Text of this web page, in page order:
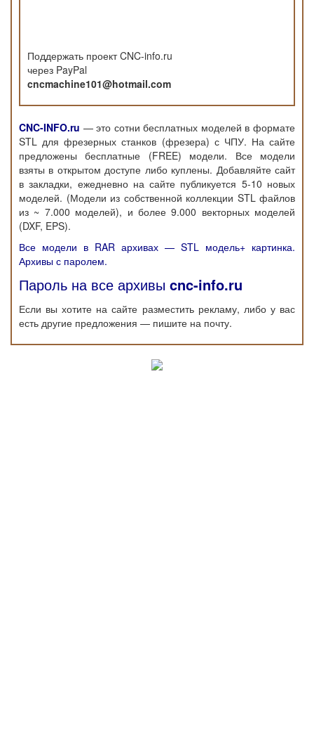
Поддержать проект CNC-info.ru
через PayPal
cncmachine101@hotmail.com
CNC-INFO.ru — это сотни бесплатных моделей в формате
STL для фрезерных станков (фрезера) с ЧПУ. На сайте
предложены бесплатные (FREE) модели. Все модели
взяты в открытом доступе либо куплены. Добавляйте сайт
в закладки, ежедневно на сайте публикуется 5-10 новых
моделей. (Модели из собственной коллекции STL файлов
из ~ 7.000 моделей), и более 9.000 векторных моделей
(DXF, EPS).
Все модели в RAR архивах — STL модель+ картинка.
Архивы с паролем.
Пароль на все архивы cnc-info.ru
Если вы хотите на сайте разместить рекламу, либо у вас
есть другие предложения — пишите на почту.